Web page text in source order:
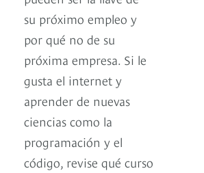
su próximo empleo y
por qué no de su
próxima empresa. Si le
gusta el internet y
aprender de nuevas
ciencias como la
programación y el
código, revise qué curso